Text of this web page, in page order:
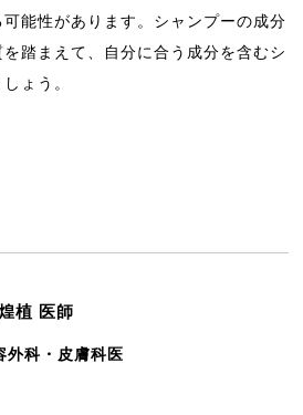
能性があります。シャンプーの成分
踏まえて、自分に合う成分を含むシ
ょう。
植 医師
外科・皮膚科医